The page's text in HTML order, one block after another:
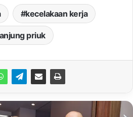
kecelakaan kerja
priuk